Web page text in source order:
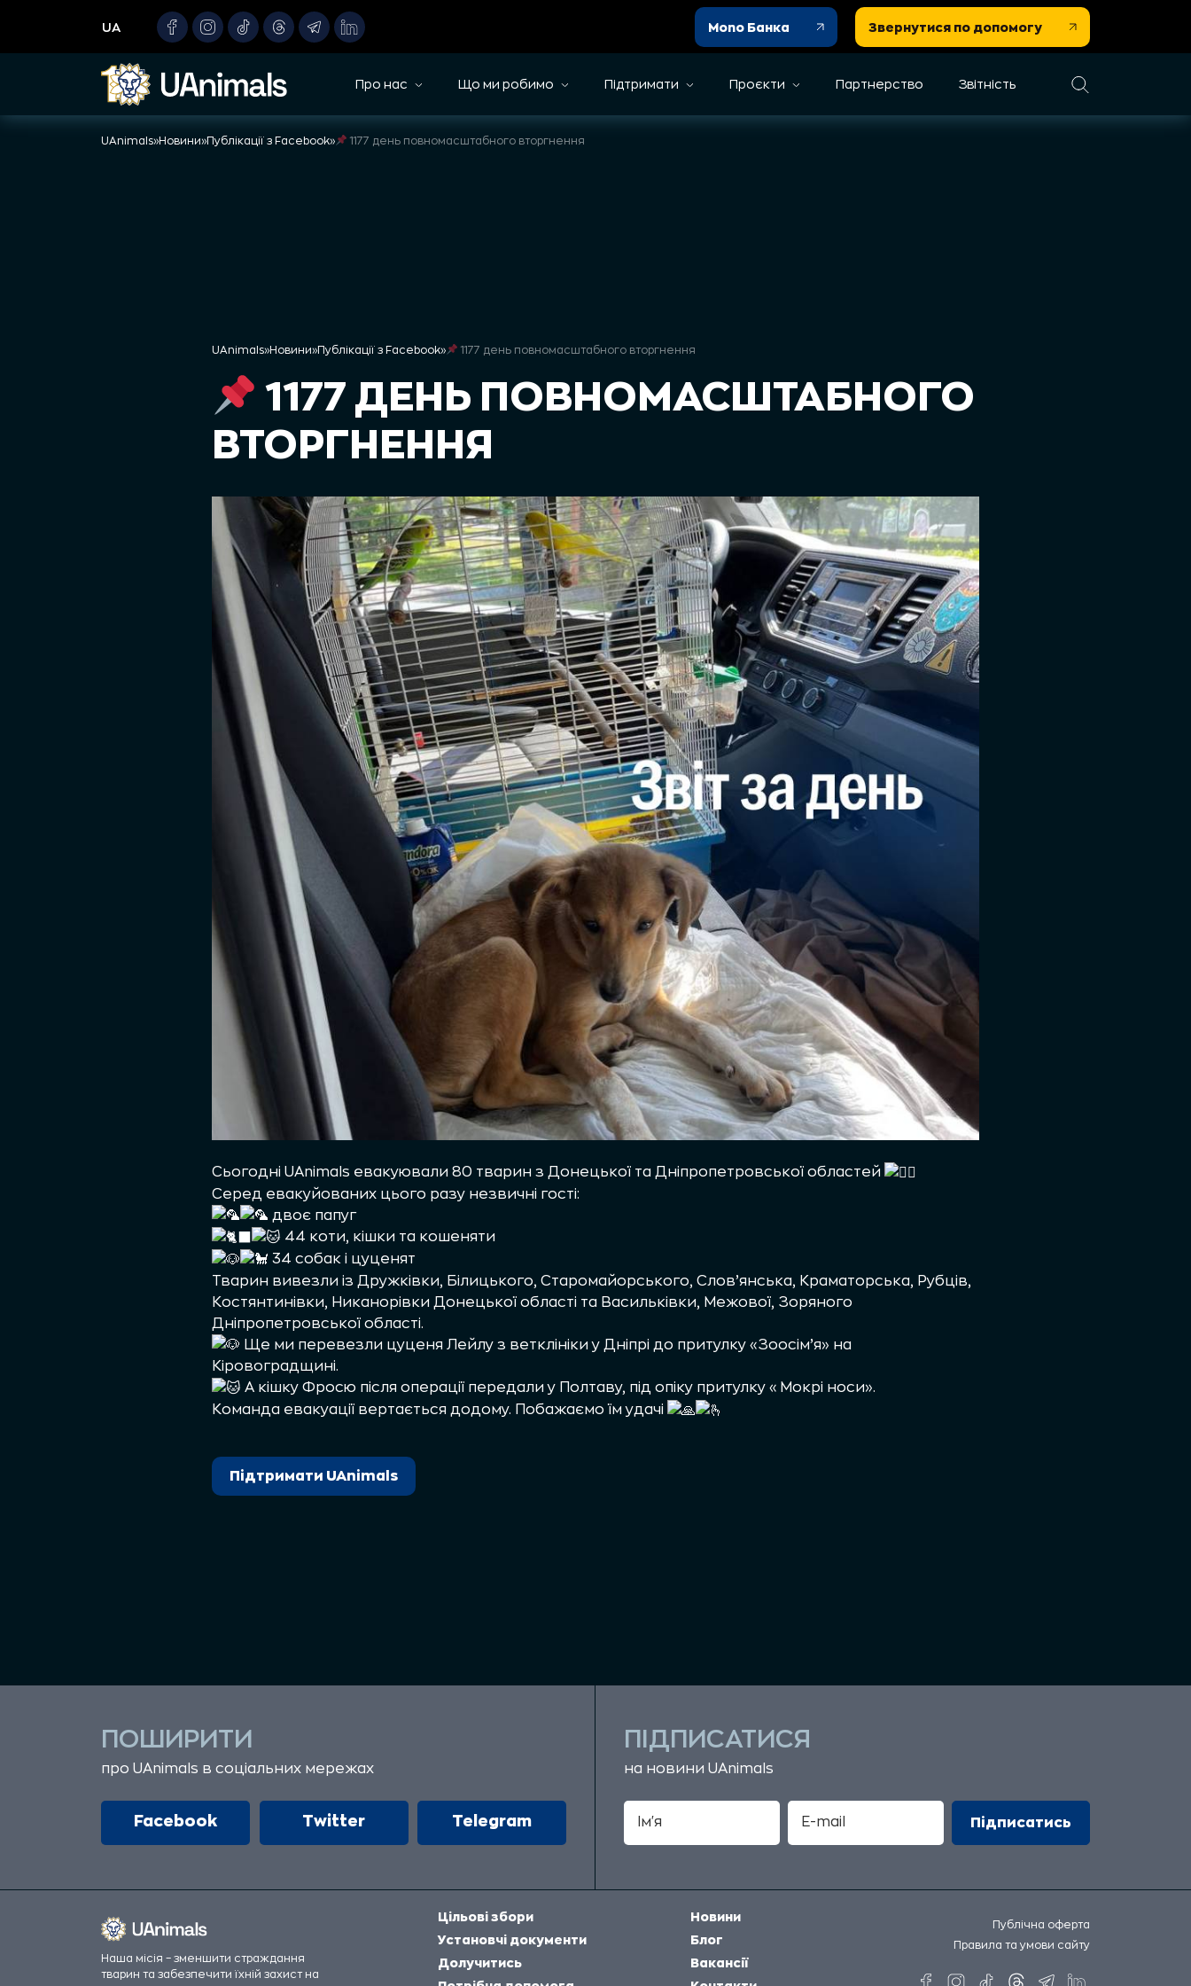
content
UA Mono Банка Звернутися по допомогу
Про нас Що ми робимо Підтримати Проєкти Партнерство Звітність
UAnimals»Новини»Публікації з Facebook» 1177 день повномасштабного вторгнення
UAnimals»Новини»Публікації з Facebook» 1177 день повномасштабного вторгнення
1177 ДЕНЬ ПОВНОМАСШТАБНОГО
ВТОРГНЕННЯ
Сьогодні UAnimals евакуювали 80 тварин з Донецької та Дніпропетровської областей
Серед евакуйованих цього разу незвичні гості:
двоє папуг
44 коти, кішки та кошеняти
34 собак і цуценят
Тварин вивезли із Дружківки, Білицького, Старомайорського, Слов’янська, Краматорська, Рубців,
Костянтинівки, Никанорівки Донецької області та Васильківки, Межової, Зоряного
Дніпропетровської області.
Ще ми перевезли цуценя Лейлу з ветклініки у Дніпрі до притулку «Зоосім’я» на
Кіровоградщині.
А кішку Фросю після операції передали у Полтаву, під опіку притулку «Мокрі носи».
Команда евакуації вертається додому. Побажаємо їм удачі
Підтримати UAnimals
ПОШИРИТИ
про UAnimals в соціальних мережах
Facebook Twitter Telegram
ПІДПИСАТИСЯ
на новини UAnimals
Наша місія – зменшити страждання
тварин та забезпечити їхній захист на
Цільові збори
Установчі документи
Долучитись
Новини
Блог
Вакансії
Публічна оферта
Правила та умови сайту